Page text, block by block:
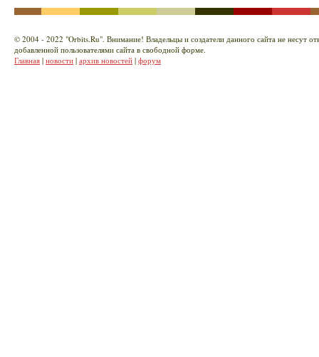
© 2004 - 2022 "Orbits.Ru". Внимание! Владельцы и создатели данного сайта не несут
добавленной пользователями сайта в свободной форме.
Главная | новости | архив новостей | форум